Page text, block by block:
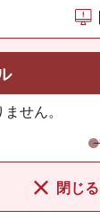
せん。
閉じる